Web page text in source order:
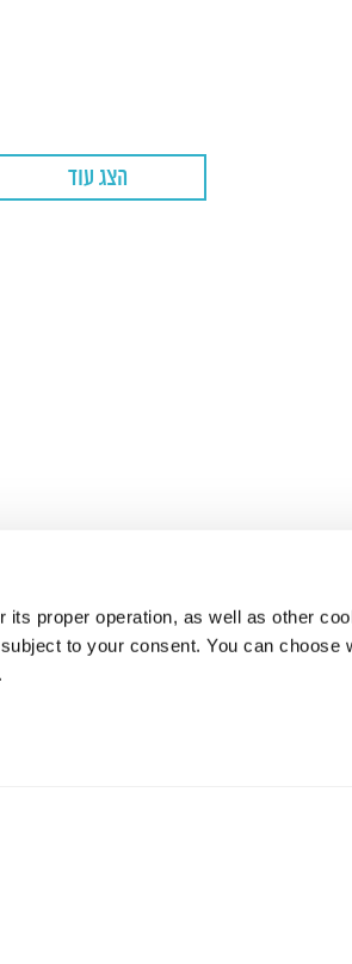
proper operation, as well as other
to your consent. You can choose
.
הצג עוד